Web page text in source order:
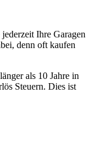
Ihre Garagen
denn oft kaufen
als 10 Jahre in
Steuern. Dies ist